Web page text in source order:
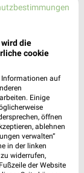
die
cookie
Informationen auf
Einige
öffnen
ablehnen
verwalten“
in der linken
widerrufen,
der Website